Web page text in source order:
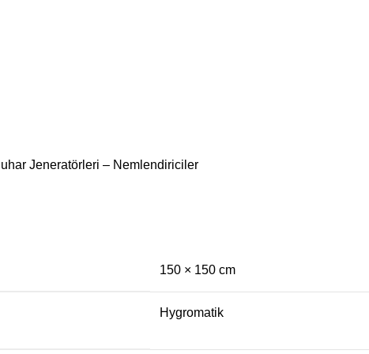
Jeneratörleri – Nemlendiriciler
150 × 150 cm
Hygromatik